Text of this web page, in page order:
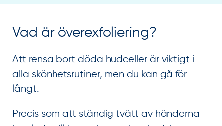
Vad är överexfoliering?
Att rensa bort döda hudceller är viktigt i
alla skönhetsrutiner, men du kan gå för
långt.
Precis som att ständig tvätt av händerna